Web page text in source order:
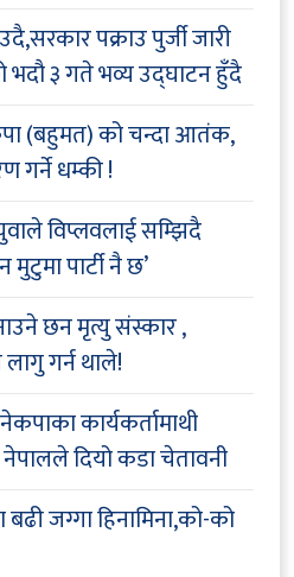
पक्राउ पुर्जी जारी
भदौ ३ गते भव्य उद्घाटन हुँदै
(बहुमत) को चन्दा आतंक,
गर्ने धम्की !
विप्लवलाई सम्झिदै
पार्टी नै छ’
छन मृत्यु संस्कार ,
गर्न थाले!
कार्यकर्तामाथी
दियो कडा चेतावनी
जग्गा हिनामिना,को-को